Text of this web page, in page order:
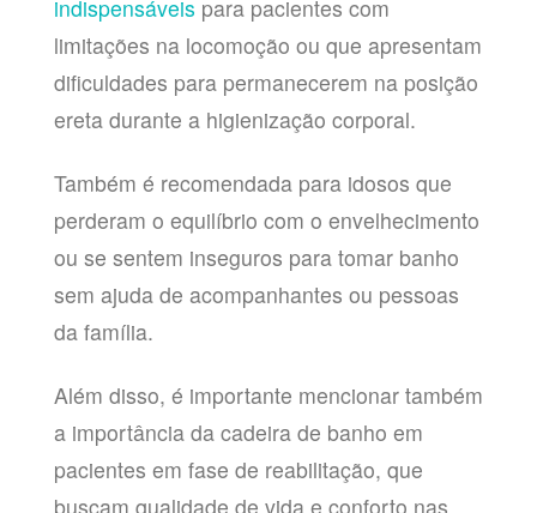
indispensáveis para pacientes com
limitações na locomoção ou que apresentam
dificuldades para permanecerem na posição
ereta durante a higienização corporal.
Também é recomendada para idosos que
perderam o equilíbrio com o envelhecimento
ou se sentem inseguros para tomar banho
sem ajuda de acompanhantes ou pessoas
da família.
Além disso, é importante mencionar também
a importância da cadeira de banho em
pacientes em fase de reabilitação, que
buscam qualidade de vida e conforto nas